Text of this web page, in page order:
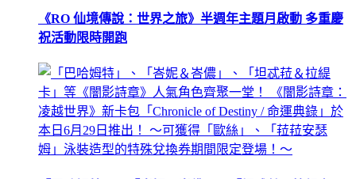
《RO 仙境傳說：世界之旅》半週年主題月啟動 多重慶
祝活動限時開跑